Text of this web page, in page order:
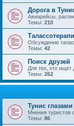
Дорога в
Авиарейсы,
Темы: 210
Обсуждение
Темы: 42
Поиск друзей
Для тех, кто ищет
Темы: 262
Тунис
Мнения туристов
Темы: 86